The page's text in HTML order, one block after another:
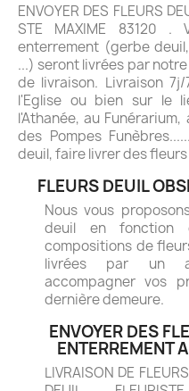
ENVOYER DES FLEURS
STE MAXIME 83120 .
enterrement (gerbe
...) seront livrées par
de livraison. Livraison
l'Eglise ou bien sur le
l'Athanée, au
des Pompes
deuil, faire livrer des
FLEURS DEUIL
Nous vous
deuil en fonction
compositions de
livrées par un
accompagner vos
dernière demeure.
ENVOYER DES
ENTERREMENT
LIVRAISON DE